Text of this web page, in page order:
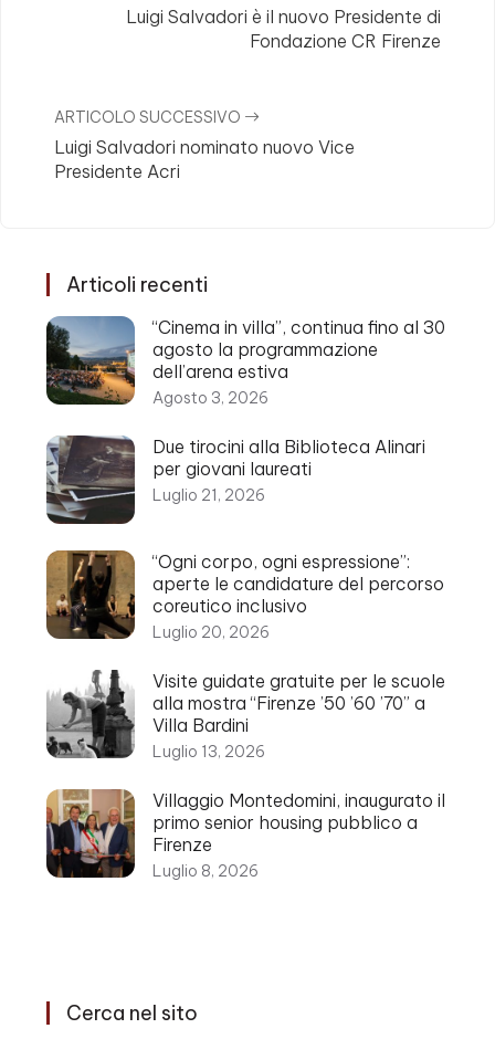
Luigi Salvadori è il nuovo Presidente di
Fondazione CR Firenze
ARTICOLO SUCCESSIVO
Luigi Salvadori nominato nuovo Vice
Presidente Acri
Articoli recenti
“Cinema in villa”, continua fino al 30
agosto la programmazione
dell’arena estiva
Agosto 3, 2026
Due tirocini alla Biblioteca Alinari
per giovani laureati
Luglio 21, 2026
“Ogni corpo, ogni espressione”:
aperte le candidature del percorso
coreutico inclusivo
Luglio 20, 2026
Visite guidate gratuite per le scuole
alla mostra “Firenze ’50 ’60 ’70” a
Villa Bardini
Luglio 13, 2026
Villaggio Montedomini, inaugurato il
primo senior housing pubblico a
Firenze
Luglio 8, 2026
Cerca nel sito